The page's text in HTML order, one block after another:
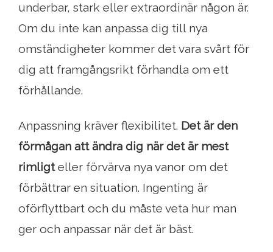
underbar, stark eller extraordinär någon är.
Om du inte kan anpassa dig till nya
omständigheter kommer det vara svårt för
dig att framgångsrikt förhandla om ett
förhållande.
Anpassning kräver flexibilitet. Det är den
förmågan att ändra dig när det är mest
rimligteller förvärva nya vanor om det
förbättrar en situation. Ingenting är
oförflyttbart och du måste veta hur man
ger och anpassar när det är bäst.